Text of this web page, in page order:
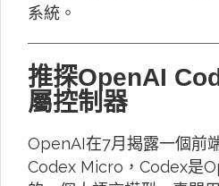
系統。
推探OpenAI
屬控制器
OpenAI在7月揭露一個前
Codex Micro，Codex是